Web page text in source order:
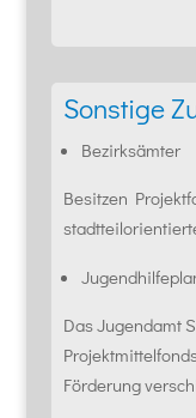
Sonstige
Bezirksämter
Besitzen
Das Jugendamt
Förderung